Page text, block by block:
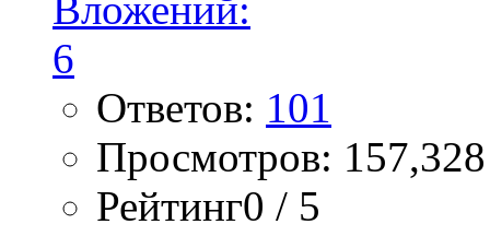
Ответов: 101
Просмотров: 157,328
Рейтинг0 / 5